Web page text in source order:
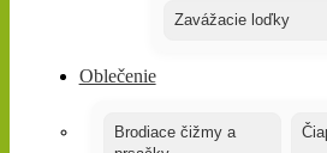
Zavážacie loďky
Oblečenie
Brodiace čižmy a